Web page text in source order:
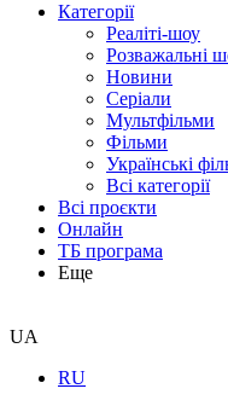
Категорії
Реаліті-шоу
Розважальні
Новини
Серіали
Мультфільми
Фільми
Українські
Всі категорії
Всі проєкти
Онлайн
ТБ програма
Еще
UA
RU